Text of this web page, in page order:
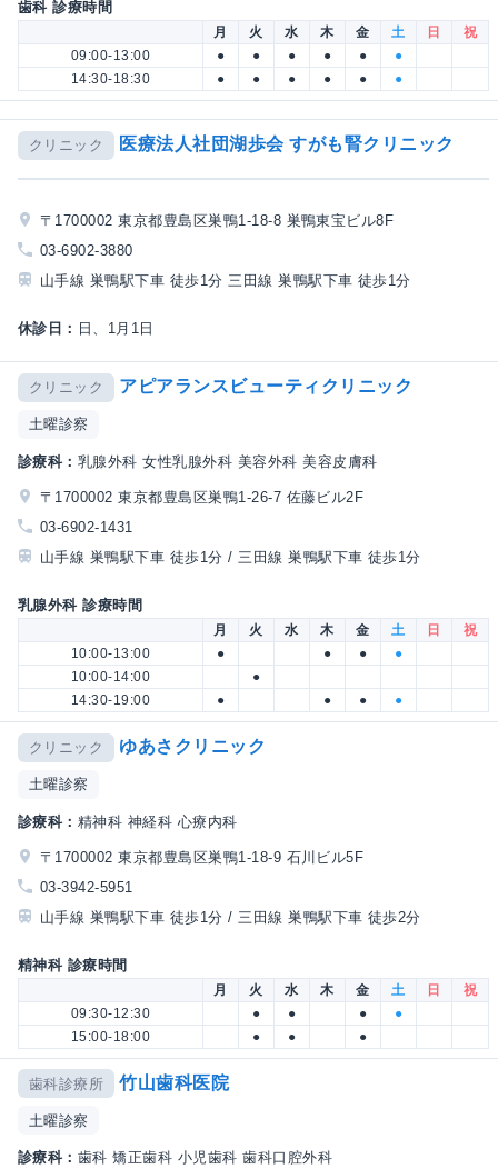
歯科 診療時間
月 火 水 木 金 土 日
祝
09:00-13:00
● ● ● ● ●
●
14:30-18:30
● ● ● ● ● ●
クリニック 医療法人社団湖歩会 すがも腎クリニック
〒1700002 東京都豊島区巣鴨1-18-8 巣鴨東宝ビル8F
03-6902-3880
山手線 巣鴨駅下車 徒歩1分 三田線 巣鴨駅下車 徒歩1分
休診日： 日、1月1日
クリニック アピアランスビューティクリニック
土曜診察
診療科： 乳腺外科 女性乳腺外科 美容外科 美容皮膚科
〒1700002 東京都豊島区巣鴨1-26-7 佐藤ビル2F
03-6902-1431
山手線 巣鴨駅下車 徒歩1分 / 三田線 巣鴨駅下車 徒歩1分
乳腺外科 診療時間
月 火 水 木 金 土 日
祝
10:00-13:00
● ● ●
●
10:00-14:00
●
14:30-19:00
● ● ● ●
クリニック ゆあさクリニック
土曜診察
診療科： 精神科 神経科 心療内科
〒1700002 東京都豊島区巣鴨1-18-9 石川ビル5F
03-3942-5951
山手線 巣鴨駅下車 徒歩1分 / 三田線 巣鴨駅下車 徒歩2分
精神科 診療時間
月 火 水 木 金 土 日
祝
09:30-12:30
● ● ●
●
15:00-18:00
● ● ●
歯科診療所 竹山歯科医院
土曜診察
診療科： 歯科 矯正歯科 小児歯科 歯科口腔外科